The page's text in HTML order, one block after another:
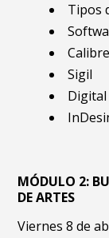
Tipos
Calibre
Sigil
MÓDULO 2:
DE ARTES
Viernes 8 de